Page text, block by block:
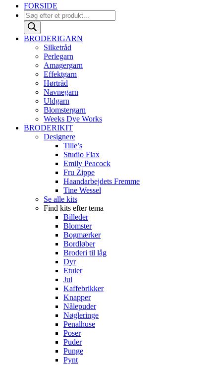
FORSIDE
Products
search
BRODERIGARN
Silketråd
Perlegarn
Amagergarn
Effektgarn
Hørtråd
Navnegarn
Uldgarn
Blomstergarn
Weeks Dye Works
BRODERIKIT
Designere
Tille’s
Studio Flax
Emily Peacock
Fru Zippe
Haandarbejdets Fremme
Tine Wessel
Se alle kits
Find kits efter tema
Billeder
Blomster
Bogmærker
Bordløber
Broderi til låg
Dyr
Etuier
Jul
Kaffebrikker
Knapper
Nålepuder
Nøgleringe
Penalhuse
Poser
Puder
Punge
Pynt